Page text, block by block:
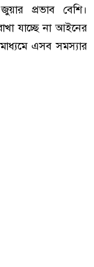
প্রভাব বেশি।
যাচ্ছে না আইনের
এসব সমস্যার